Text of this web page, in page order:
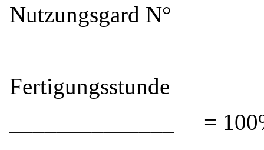
Nutzungsgard N°
Fertigungsstunde
______________ =